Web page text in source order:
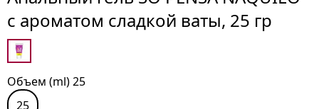
с ароматом сладкой ваты, 25 гр
Объем (ml) 25
25